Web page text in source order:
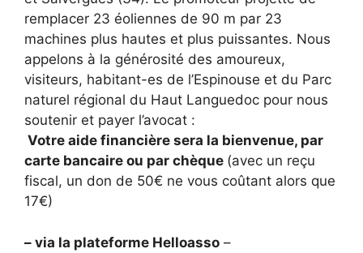
remplacer 23 éoliennes de 90 m par 23
machines plus hautes et plus puissantes. Nous
appelons à la générosité des amoureux,
visiteurs, habitant-es de l’Espinouse et du Parc
naturel régional du Haut Languedoc pour nous
soutenir et payer l’avocat :
Votre aide financière sera la bienvenue, par
carte bancaire ou par chèque (avec un reçu
fiscal, un don de 50€ ne vous coûtant alors que
17€)
– via la plateforme Helloasso –